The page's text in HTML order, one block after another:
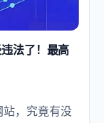
法了！最高
，究竟有没